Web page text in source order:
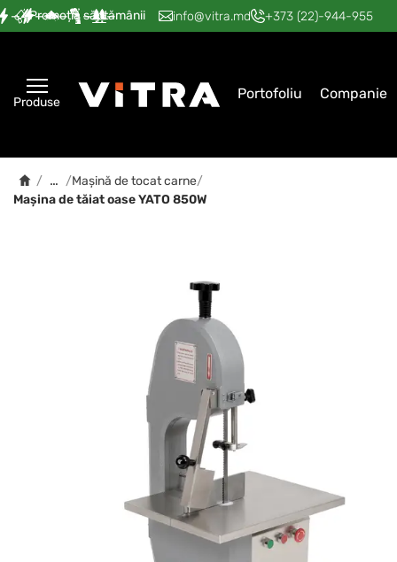
Promoția săptămânii
— — — — — info@vitra.md +373 (22)-944-955
Produse Portofoliu Companie
/ … /Mașină de tocat carne/
Mașina de tăiat oase YATO 850W